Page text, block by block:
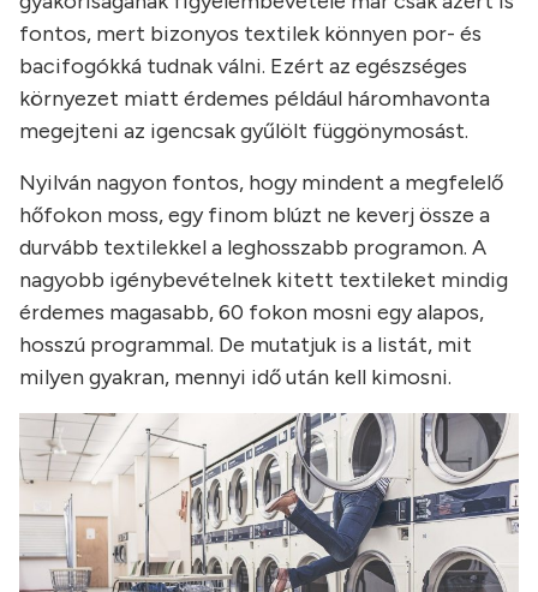
fontos, mert bizonyos textilek könnyen por- és
bacifogókká tudnak válni. Ezért az egészséges
környezet miatt érdemes például háromhavonta
megejteni az igencsak gyűlölt függönymosást.
Nyilván nagyon fontos, hogy mindent a megfelelő
hőfokon moss, egy finom blúzt ne keverj össze a
durvább textilekkel a leghosszabb programon. A
nagyobb igénybevételnek kitett textileket mindig
érdemes magasabb, 60 fokon mosni egy alapos,
hosszú programmal. De mutatjuk is a listát, mit
milyen gyakran, mennyi idő után kell kimosni.